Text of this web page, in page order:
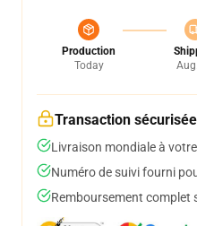
Production
Today
Transaction sécurisée
Livraison mondiale à
Numéro de suivi fourni
Remboursement complet